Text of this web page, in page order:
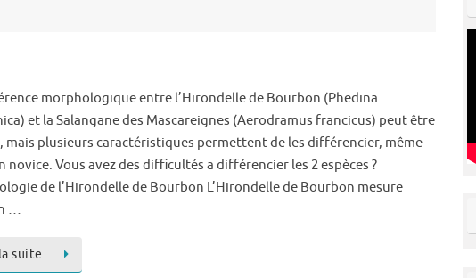
morphologique entre l’Hirondelle de Bourbon (Phedina
et la Salangane des Mascareignes (Aerodramus francicus) peut être
mais plusieurs caractéristiques permettent de les différencier, même
novice. Vous avez des difficultés a différencier les 2 espèces ?
de l’Hirondelle de Bourbon L’Hirondelle de Bourbon mesure
…
suite…